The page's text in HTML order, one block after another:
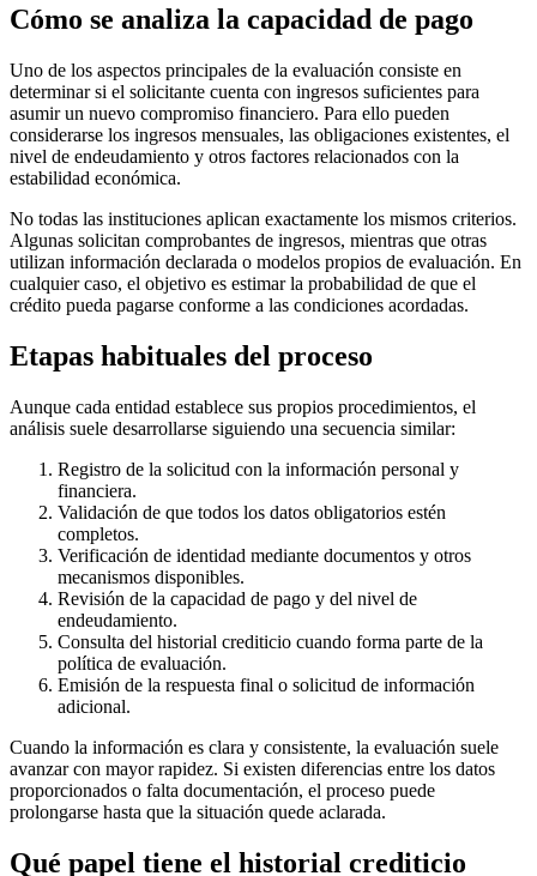
Cómo se analiza la capacidad de pago
Uno de los aspectos principales de la evaluación consiste en
determinar si el solicitante cuenta con ingresos suficientes para
asumir un nuevo compromiso financiero. Para ello pueden
considerarse los ingresos mensuales, las obligaciones existentes, el
nivel de endeudamiento y otros factores relacionados con la
estabilidad económica.
No todas las instituciones aplican exactamente los mismos criterios.
Algunas solicitan comprobantes de ingresos, mientras que otras
utilizan información declarada o modelos propios de evaluación. En
cualquier caso, el objetivo es estimar la probabilidad de que el
crédito pueda pagarse conforme a las condiciones acordadas.
Etapas habituales del proceso
Aunque cada entidad establece sus propios procedimientos, el
análisis suele desarrollarse siguiendo una secuencia similar:
Registro de la solicitud con la información personal y
financiera.
Validación de que todos los datos obligatorios estén
completos.
Verificación de identidad mediante documentos y otros
mecanismos disponibles.
Revisión de la capacidad de pago y del nivel de
endeudamiento.
Consulta del historial crediticio cuando forma parte de la
política de evaluación.
Emisión de la respuesta final o solicitud de información
adicional.
Cuando la información es clara y consistente, la evaluación suele
avanzar con mayor rapidez. Si existen diferencias entre los datos
proporcionados o falta documentación, el proceso puede
prolongarse hasta que la situación quede aclarada.
Qué papel tiene el historial crediticio